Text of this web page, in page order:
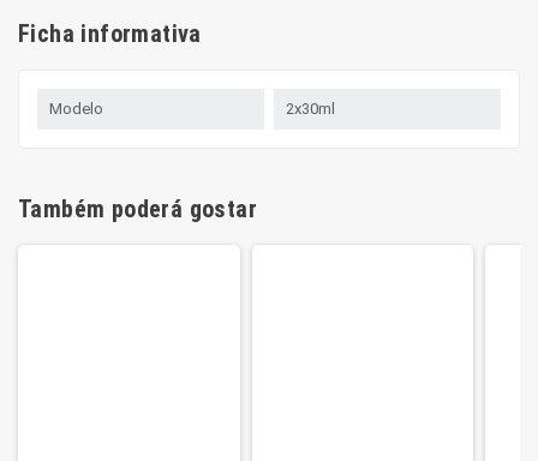
Ficha informativa
Modelo 2x30ml
Também poderá gostar